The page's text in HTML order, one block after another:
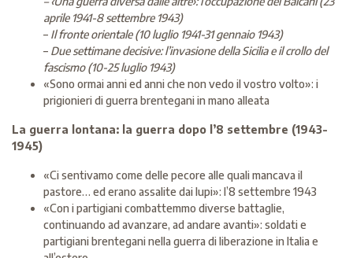
aprile 1941-8 settembre 1943)
– Il fronte orientale (10 luglio 1941-31 gennaio 1943)
– Due settimane decisive: l’invasione della Sicilia e il crollo del
fascismo (10-25 luglio 1943)
«Sono ormai anni ed anni che non vedo il vostro volto»: i
prigionieri di guerra brentegani in mano alleata
La guerra lontana: la guerra dopo l’8 settembre (1943-
1945)
«Ci sentivamo come delle pecore alle quali mancava il
pastore… ed erano assalite dai lupi»: l’8 settembre 1943
«Con i partigiani combattemmo diverse battaglie,
continuando ad avanzare, ad andare avanti»: soldati e
partigiani brentegani nella guerra di liberazione in Italia e